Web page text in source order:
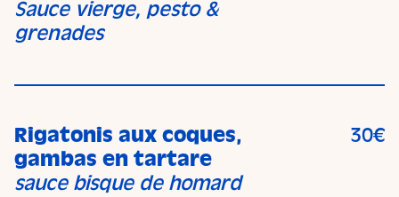
Sauce vierge, pesto &
grenades
Rigatonis aux coques,
gambas en tartare
sauce bisque de homard
30€